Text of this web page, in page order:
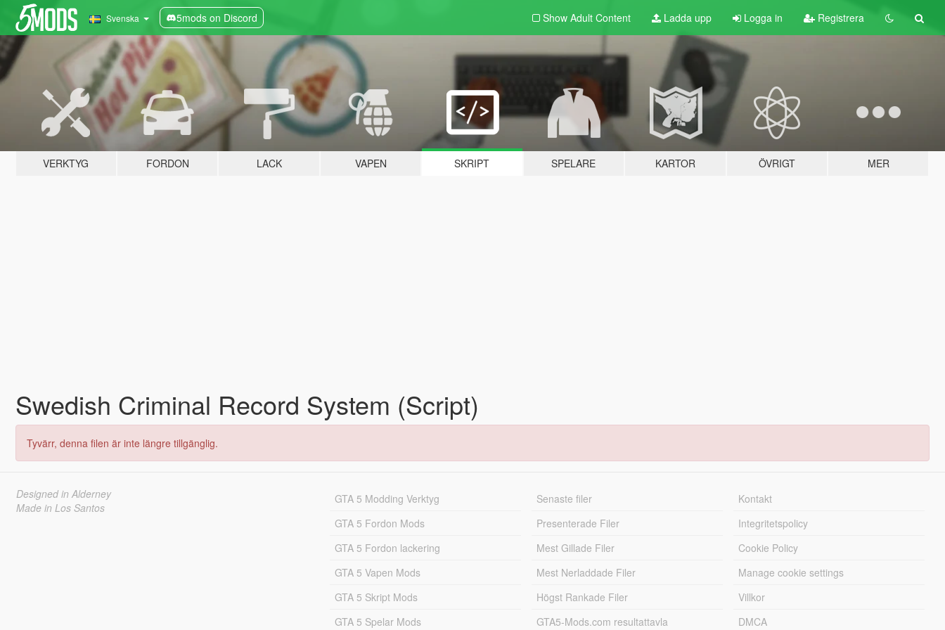
Svenska 5mods on Discord Show Adult Content Ladda upp Logga in Registrera
VERKTYG FORDON LACK VAPEN SKRIPT SPELARE KARTOR ÖVRIGT MER
Swedish Criminal Record System (Script)
Tyvärr, denna filen är inte längre tillgänglig.
Designed in Alderney
Made in Los Santos
GTA 5 Modding Verktyg
GTA 5 Fordon Mods
GTA 5 Fordon lackering
GTA 5 Vapen Mods
GTA 5 Skript Mods
GTA 5 Spelar Mods
Senaste filer
Presenterade Filer
Mest Gillade Filer
Mest Nerladdade Filer
Högst Rankade Filer
GTA5-Mods.com resultattavla
Kontakt
Integritetspolicy
Cookie Policy
Manage cookie settings
Villkor
DMCA